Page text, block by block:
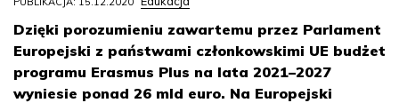
Dzięki porozumieniu zawartemu przez Parlament
Europejski z państwami członkowskimi UE budżet
programu Erasmus Plus na lata 2021–2027
wyniesie ponad 26 mld euro. Na Europejski